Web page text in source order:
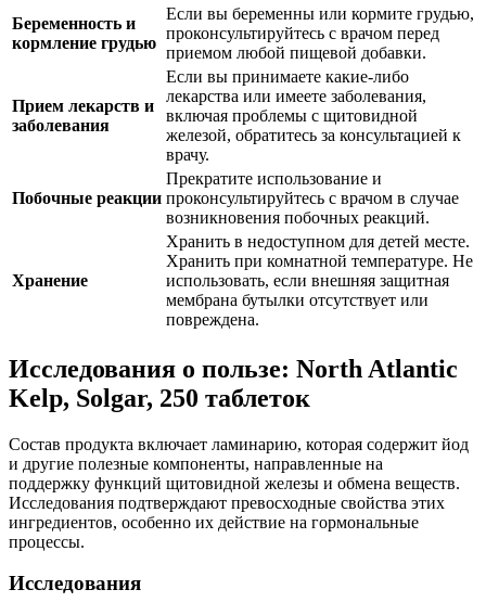
Беременность и
кормление грудью
Если вы беременны или кормите грудью,
проконсультируйтесь с врачом перед
приемом любой пищевой добавки.
Прием лекарств и
заболевания
Если вы принимаете какие-либо
лекарства или имеете заболевания,
включая проблемы с щитовидной
железой, обратитесь за консультацией к
врачу.
Побочные реакции
Прекратите использование и
проконсультируйтесь с врачом в случае
возникновения побочных реакций.
Хранение
Хранить в недоступном для детей месте.
Хранить при комнатной температуре. Не
использовать, если внешняя защитная
мембрана бутылки отсутствует или
повреждена.
Исследования о пользе: North Atlantic
Kelp, Solgar, 250 таблеток
Состав продукта включает ламинарию, которая содержит йод
и другие полезные компоненты, направленные на
поддержку функций щитовидной железы и обмена веществ.
Исследования подтверждают превосходные свойства этих
ингредиентов, особенно их действие на гормональные
процессы.
Исследования